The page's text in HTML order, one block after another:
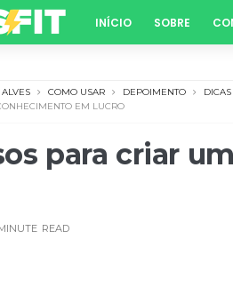
INÍCIO SOBRE
COMO USAR DEPOIMENTO DICAS
EM LUCRO
para criar
READ